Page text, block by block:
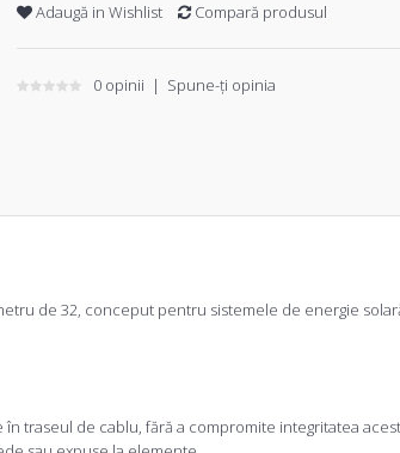
Adaugă in Wishlist
Compară produsul
0 opinii | Spune-ţi opinia
de 32, conceput pentru sistemele de energie
traseul de cablu, fără a compromite integritatea